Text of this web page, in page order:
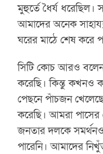
মুহুর্তে ধৈর্য
আমাদের অনেক
ঘরের মাঠে শেষ করে
সিটি কোচ আরও
করেছি। কিন্তু কখনও
পেছনে পাঁচজন
করেছি। আমরা পাসের
জনতার দলকে
পারেনি। আমাদের